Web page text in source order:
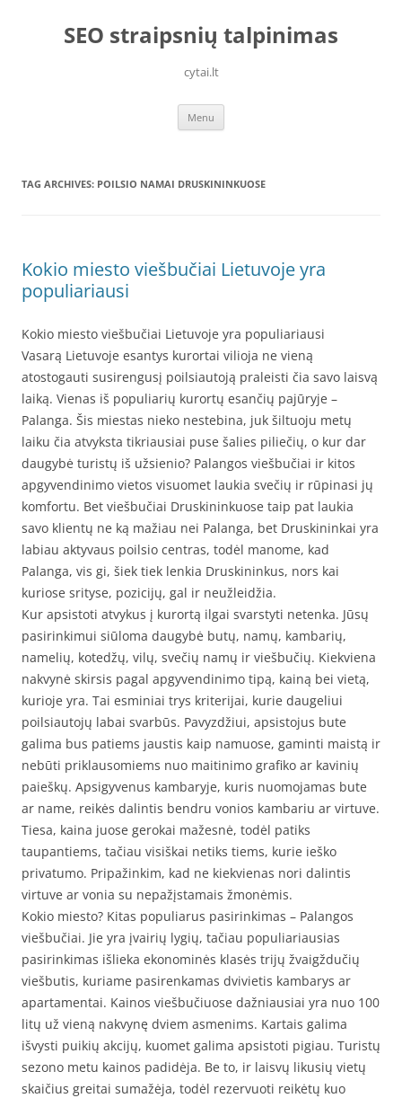
contentSEO straipsnių talpinimas
cytai.lt
Menu
TAG ARCHIVES: POILSIO NAMAI DRUSKININKUOSE
Kokio miesto viešbučiai Lietuvoje yra
populiariausi
Kokio miesto viešbučiai Lietuvoje yra populiariausi
Vasarą Lietuvoje esantys kurortai vilioja ne vieną
atostogauti susirengusį poilsiautoją praleisti čia savo laisvą
laiką. Vienas iš populiarių kurortų esančių pajūryje –
Palanga. Šis miestas nieko nestebina, juk šiltuoju metų
laiku čia atvyksta tikriausiai puse šalies piliečių, o kur dar
daugybė turistų iš užsienio? Palangos viešbučiai ir kitos
apgyvendinimo vietos visuomet laukia svečių ir rūpinasi jų
komfortu. Bet viešbučiai Druskininkuose taip pat laukia
savo klientų ne ką mažiau nei Palanga, bet Druskininkai yra
labiau aktyvaus poilsio centras, todėl manome, kad
Palanga, vis gi, šiek tiek lenkia Druskininkus, nors kai
kuriose srityse, pozicijų, gal ir neužleidžia.
Kur apsistoti atvykus į kurortą ilgai svarstyti netenka. Jūsų
pasirinkimui siūloma daugybė butų, namų, kambarių,
namelių, kotedžų, vilų, svečių namų ir viešbučių. Kiekviena
nakvynė skirsis pagal apgyvendinimo tipą, kainą bei vietą,
kurioje yra. Tai esminiai trys kriterijai, kurie daugeliui
poilsiautojų labai svarbūs. Pavyzdžiui, apsistojus bute
galima bus patiems jaustis kaip namuose, gaminti maistą ir
nebūti priklausomiems nuo maitinimo grafiko ar kavinių
paieškų. Apsigyvenus kambaryje, kuris nuomojamas bute
ar name, reikės dalintis bendru vonios kambariu ar virtuve.
Tiesa, kaina juose gerokai mažesnė, todėl patiks
taupantiems, tačiau visiškai netiks tiems, kurie ieško
privatumo. Pripažinkim, kad ne kiekvienas nori dalintis
virtuve ar vonia su nepažįstamais žmonėmis.
Kokio miesto? Kitas populiarus pasirinkimas – Palangos
viešbučiai. Jie yra įvairių lygių, tačiau populiariausias
pasirinkimas išlieka ekonominės klasės trijų žvaigždučių
viešbutis, kuriame pasirenkamas dvivietis kambarys ar
apartamentai. Kainos viešbučiuose dažniausiai yra nuo 100
litų už vieną nakvynę dviem asmenims. Kartais galima
išvysti puikių akcijų, kuomet galima apsistoti pigiau. Turistų
sezono metu kainos padidėja. Be to, ir laisvų likusių vietų
skaičius greitai sumažėja, todėl rezervuoti reikėtų kuo